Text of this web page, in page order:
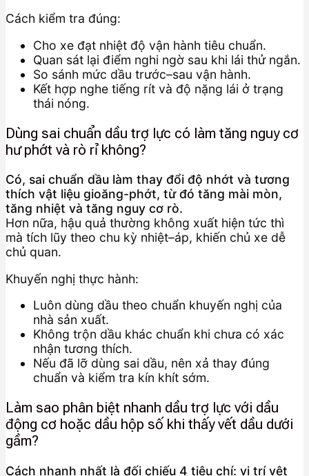
Cách kiểm tra đúng:
Cho xe đạt nhiệt độ vận hành tiêu chuẩn.
Quan sát lại điểm nghi ngờ sau khi lái thử ngắn.
So sánh mức dầu trước–sau vận hành.
Kết hợp nghe tiếng rít và độ nặng lái ở trạng
thái nóng.
Dùng sai chuẩn dầu trợ lực có làm tăng nguy cơ
hư phớt và rò rỉ không?
Có, sai chuẩn dầu làm thay đổi độ nhớt và tương
thích vật liệu gioăng-phớt, từ đó tăng mài mòn,
tăng nhiệt và tăng nguy cơ rò.
Hơn nữa, hậu quả thường không xuất hiện tức thì
mà tích lũy theo chu kỳ nhiệt–áp, khiến chủ xe dễ
chủ quan.
Khuyến nghị thực hành:
Luôn dùng dầu theo chuẩn khuyến nghị của
nhà sản xuất.
Không trộn dầu khác chuẩn khi chưa có xác
nhận tương thích.
Nếu đã lỡ dùng sai dầu, nên xả thay đúng
chuẩn và kiểm tra kín khít sớm.
Làm sao phân biệt nhanh dầu trợ lực với dầu
động cơ hoặc dầu hộp số khi thấy vết dầu dưới
gầm?
Cách nhanh nhất là đối chiếu 4 tiêu chí: vị trí vệt